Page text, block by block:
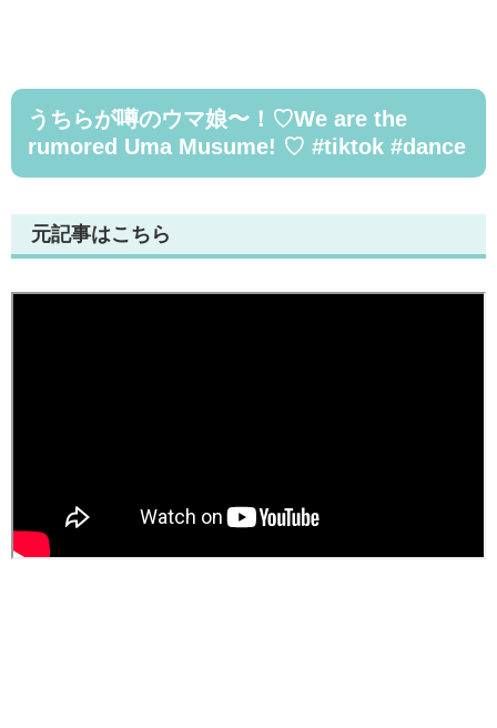
うちらが噂のウマ娘〜！♡We are the
rumored Uma Musume! ♡ #tiktok #dance
元記事はこちら